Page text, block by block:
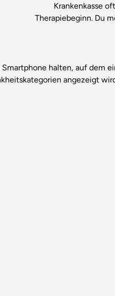
Krankenkasse
Therapiebeginn. Du